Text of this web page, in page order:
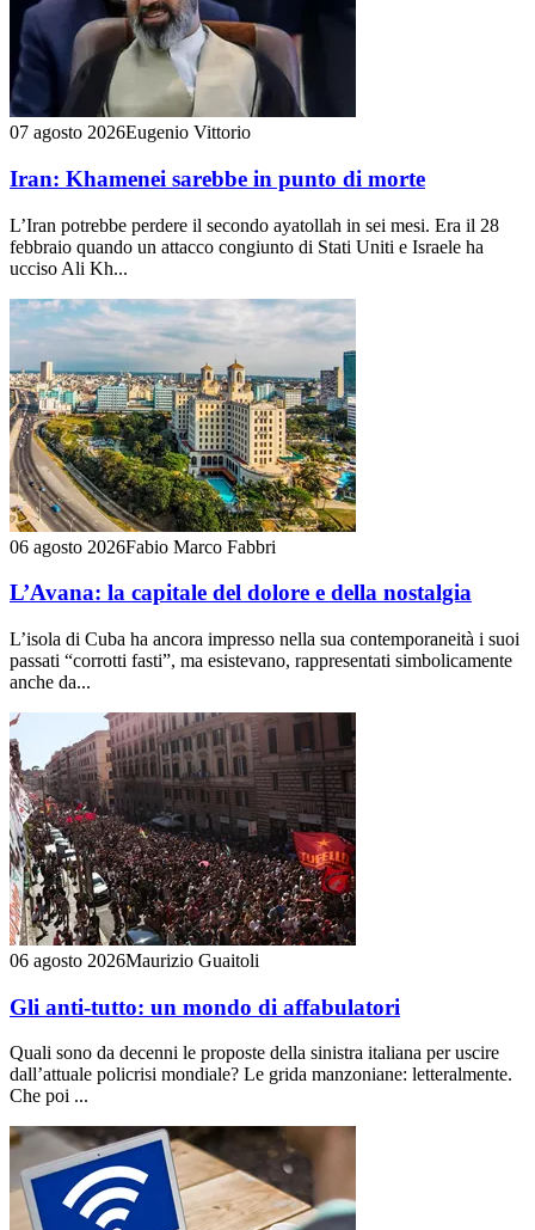
07 agosto 2026Eugenio Vittorio
Iran: Khamenei sarebbe in punto di morte
L’Iran potrebbe perdere il secondo ayatollah in sei mesi. Era il 28
febbraio quando un attacco congiunto di Stati Uniti e Israele ha
ucciso Ali Kh...
06 agosto 2026Fabio Marco Fabbri
L’Avana: la capitale del dolore e della nostalgia
L’isola di Cuba ha ancora impresso nella sua contemporaneità i suoi
passati “corrotti fasti”, ma esistevano, rappresentati simbolicamente
anche da...
06 agosto 2026Maurizio Guaitoli
Gli anti-tutto: un mondo di affabulatori
Quali sono da decenni le proposte della sinistra italiana per uscire
dall’attuale policrisi mondiale? Le grida manzoniane: letteralmente.
Che poi ...